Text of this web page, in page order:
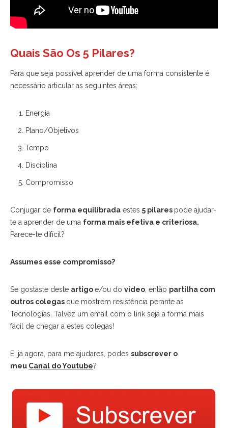
Quais São Os 5 Pilares?
Para que seja possível aprender de uma forma consistente é
necessário articular as seguintes áreas:
Energia
Plano/Objetivos
Tempo
Disciplina
Compromisso
Conjugar de forma equilibrada estes 5 pilares pode ajudar-
te a aprender de uma forma mais efetiva e criteriosa.
Parece-te difícil?
Assumes esse compromisso?
Se gostaste deste artigoe/ou do vídeo , então partilha com
outros colegas que mostrem resistência perante as
Tecnologias. Talvez um email com o link seja a forma mais
fácil de chegar a estes colegas!
E, já agora, para me ajudares, podes subscrever o
meu Canal do Youtube?